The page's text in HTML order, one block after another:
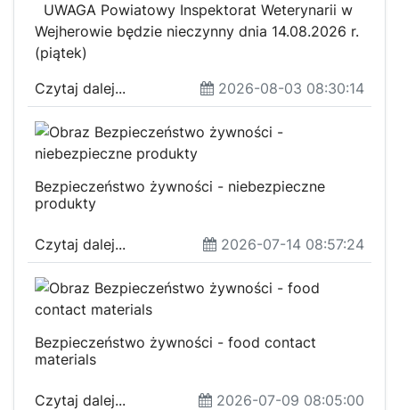
UWAGA Powiatowy Inspektorat Weterynarii w
Wejherowie będzie nieczynny dnia 14.08.2026 r.
(piątek)
Czytaj dalej...
2026-08-03 08:30:14
Bezpieczeństwo żywności - niebezpieczne
produkty
Czytaj dalej... 2026-07-14 08:57:24
Bezpieczeństwo żywności - food contact
materials
Czytaj dalej... 2026-07-09 08:05:00